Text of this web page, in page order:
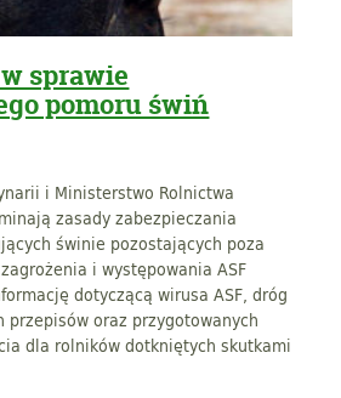
sprawie
pomoru świń
i Ministerstwo Rolnictwa
zasady zabezpieczania
świnie pozostających poza
i występowania ASF
dotyczącą wirusa ASF, dróg
przepisów oraz przygotowanych
dla rolników dotkniętych skutkami